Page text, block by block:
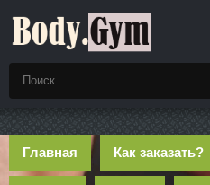
Главная Как заказать?